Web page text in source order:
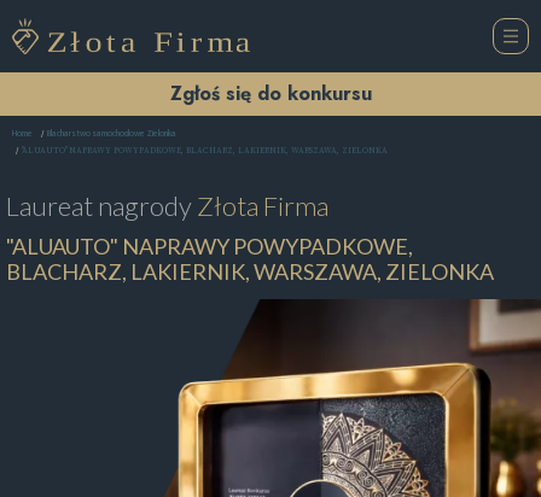
Zgłoś się do konkursu
Home Blacharstwo samochodowe Zielonka
"ALUAUTO" NAPRAWY POWYPADKOWE, BLACHARZ, LAKIERNIK, WARSZAWA, ZIELONKA
Laureat nagrodyZłota Firma
"ALUAUTO" NAPRAWY POWYPADKOWE,
BLACHARZ, LAKIERNIK, WARSZAWA, ZIELONKA